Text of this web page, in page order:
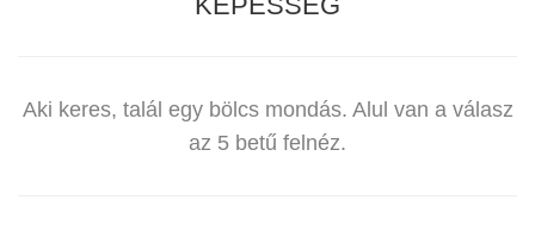
Aki keres, talál egy bölcs mondás. Alul van a válasz
az 5 betű felnéz.